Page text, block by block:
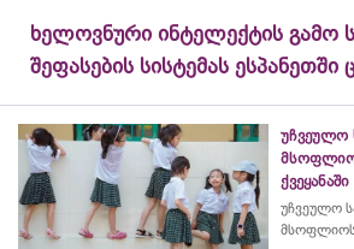
ხელოვნური ინტელექტის გამო
შეფასების სისტემას ესპანეთში
უჩვეულო
ქვეყანაში
უჩვეულო
მსოფლიოს